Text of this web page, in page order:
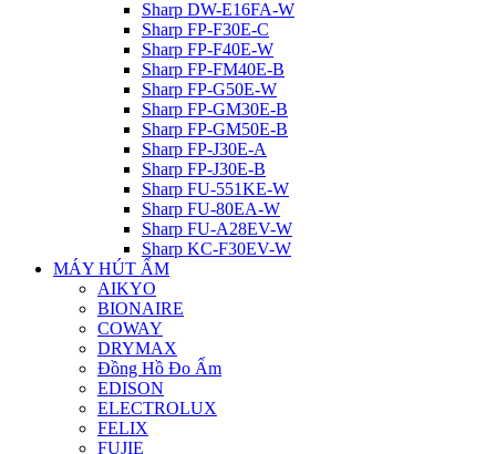
Sharp DW-E16FA-W
Sharp FP-F30E-C
Sharp FP-F40E-W
Sharp FP-FM40E-B
Sharp FP-G50E-W
Sharp FP-GM30E-B
Sharp FP-GM50E-B
Sharp FP-J30E-A
Sharp FP-J30E-B
Sharp FU-551KE-W
Sharp FU-80EA-W
Sharp FU-A28EV-W
Sharp KC-F30EV-W
MÁY HÚT ẨM
AIKYO
BIONAIRE
COWAY
DRYMAX
Đồng Hồ Đo Ẩm
EDISON
ELECTROLUX
FELIX
FUJIE